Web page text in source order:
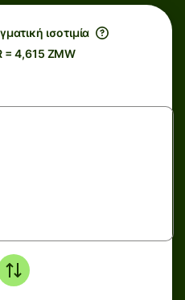
ισοτιμία
= 4,615 ZMW